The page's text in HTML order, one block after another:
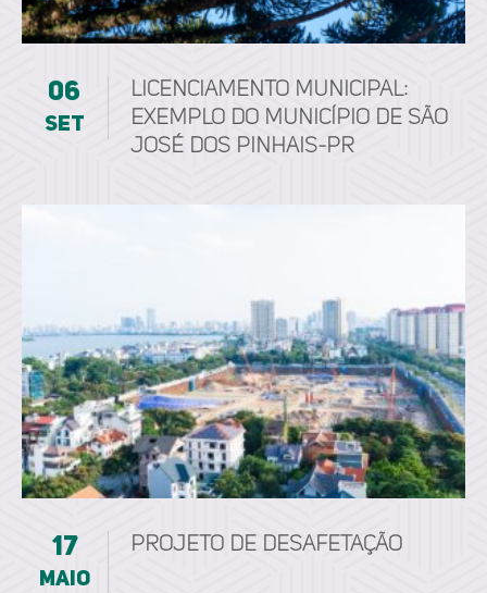
06
set
LICENCIAMENTO MUNICIPAL:
EXEMPLO DO MUNICÍPIO DE SÃO
JOSÉ DOS PINHAIS-PR
17
maio
Projeto de Desafetação